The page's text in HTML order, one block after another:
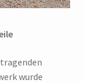
wurde